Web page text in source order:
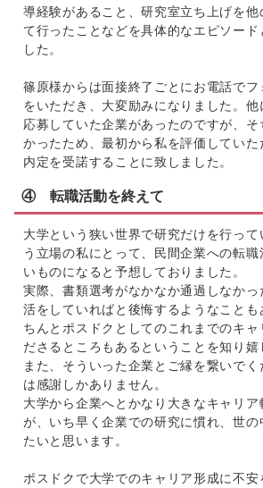
導経験があること、研究室立ち上げを他
て行ったことなどを具体的なエピソード
した。
篠原様からは面接終了ごとにお電話でフ
をいただき、大変励みになりました。他
応募していた企業があったのですが、
かったため、最初から私を評価してい
内定を受諾することに致しました。
④ 転職活動を終えて
大学という狭い世界で研究だけを行っ
う立場の私にとって、民間企業への転職
いものになると予想しておりました。
実際、書類選考がなかなか通過しなか
活をしていればと後悔するようなことも
ちんとポスドクとしてのこれまでのキャ
ださるところもあるということを知り嬉
また、そういった企業とご縁を繋いで
は感謝しかありません。
大学から企業へとかなり大きなキャリア
が、いち早く企業での研究に慣れ、世の
たいと思います。
ポスドクで大学でのキャリア形成に不